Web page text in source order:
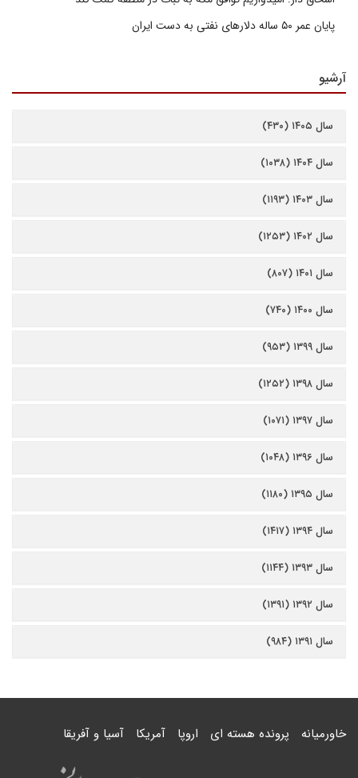
پایان عمر ۵۰ ساله دلارهای نفتی به دست ایران
آرشیو
سال ۱۴۰۵ (۴۳۰)
سال ۱۴۰۴ (۱۰۳۸)
سال ۱۴۰۳ (۱۱۹۳)
سال ۱۴۰۲ (۱۲۵۳)
سال ۱۴۰۱ (۸۰۷)
سال ۱۴۰۰ (۷۴۰)
سال ۱۳۹۹ (۹۵۳)
سال ۱۳۹۸ (۱۲۵۲)
سال ۱۳۹۷ (۱۰۷۱)
سال ۱۳۹۶ (۱۰۴۸)
سال ۱۳۹۵ (۱۱۸۰)
سال ۱۳۹۴ (۱۴۱۷)
سال ۱۳۹۳ (۱۱۴۴)
سال ۱۳۹۲ (۱۳۹۱)
سال ۱۳۹۱ (۹۸۴)
خاورمیانه پرونده هسته ای اروپا آمریکا آسیا و آفریقا